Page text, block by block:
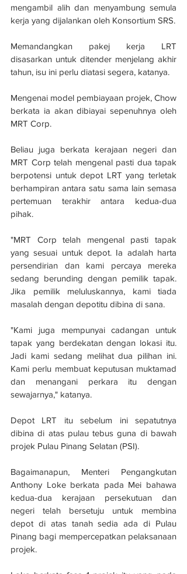
mengambil alih dan menyambung semula
kerja yang dijalankan oleh Konsortium SRS.
Memandangkan pakej kerja LRT
disasarkan untuk ditender menjelang akhir
tahun, isu ini perlu diatasi segera, katanya.
Mengenai model pembiayaan projek, Chow
berkata ia akan dibiayai sepenuhnya oleh
MRT Corp.
Beliau juga berkata kerajaan negeri dan
MRT Corp telah mengenal pasti dua tapak
berpotensi untuk depot LRT yang terletak
berhampiran antara satu sama lain semasa
pertemuan terakhir antara kedua-dua
pihak.
"MRT Corp telah mengenal pasti tapak
yang sesuai untuk depot. Ia adalah harta
persendirian dan kami percaya mereka
sedang berunding dengan pemilik tapak.
Jika pemilik meluluskannya, kami tiada
masalah dengan depotitu dibina di sana.
"Kami juga mempunyai cadangan untuk
tapak yang berdekatan dengan lokasi itu.
Jadi kami sedang melihat dua pilihan ini.
Kami perlu membuat keputusan muktamad
dan menangani perkara itu dengan
sewajarnya," katanya.
Depot LRT itu sebelum ini sepatutnya
dibina di atas pulau tebus guna di bawah
projek Pulau Pinang Selatan (PSI).
Bagaimanapun, Menteri Pengangkutan
Anthony Loke berkata pada Mei bahawa
kedua-dua kerajaan persekutuan dan
negeri telah bersetuju untuk membina
depot di atas tanah sedia ada di Pulau
Pinang bagi mempercepatkan pelaksanaan
projek.